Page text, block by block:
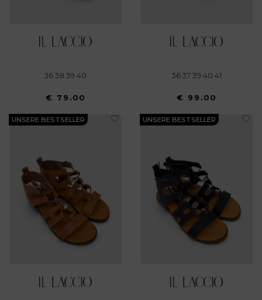
36 38 39 40
€ 79.00
36 37 39 40 41
€ 99.00
UNSERE BESTSELLER UNSERE BESTSELLER